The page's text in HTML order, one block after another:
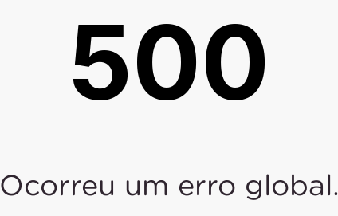
500
Ocorreu um erro global.